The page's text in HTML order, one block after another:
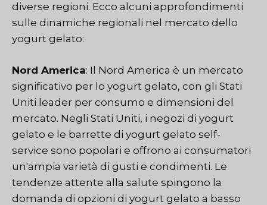
diverse regioni. Ecco alcuni approfondimenti
sulle dinamiche regionali nel mercato dello
yogurt gelato:
Nord America: Il Nord America è un mercato
significativo per lo yogurt gelato, con gli Stati
Uniti leader per consumo e dimensioni del
mercato. Negli Stati Uniti, i negozi di yogurt
gelato e le barrette di yogurt gelato self-
service sono popolari e offrono ai consumatori
un'ampia varietà di gusti e condimenti. Le
tendenze attente alla salute spingono la
domanda di opzioni di yogurt gelato a basso